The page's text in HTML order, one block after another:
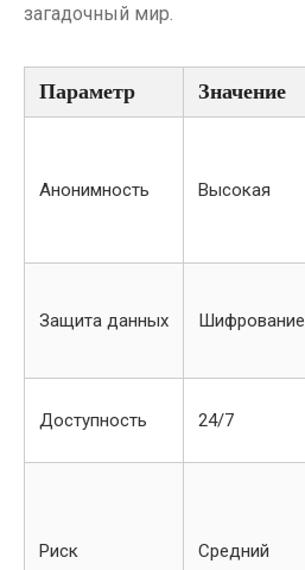
загадочный мир.
Параметр Значение
Анонимность Высокая
Защита данных Шифрование
Доступность 24/7
Риск Средний